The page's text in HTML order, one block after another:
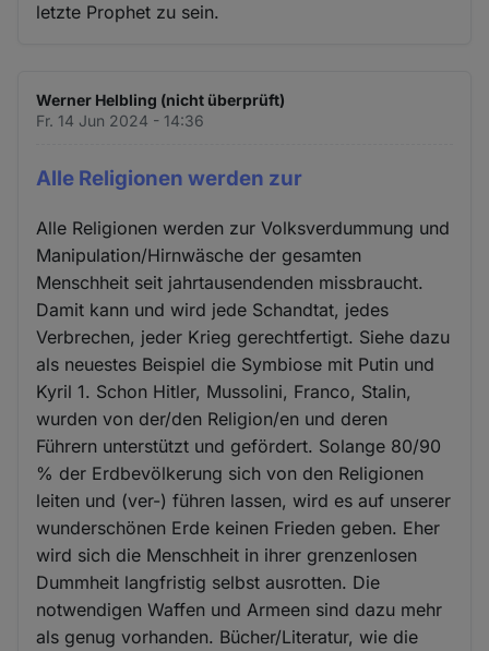
letzte Prophet zu sein.
Werner Helbling (nicht überprüft)
Fr. 14 Jun 2024 - 14:36
Alle Religionen werden zur
Alle Religionen werden zur Volksverdummung und
Manipulation/Hirnwäsche der gesamten
Menschheit seit jahrtausendenden missbraucht.
Damit kann und wird jede Schandtat, jedes
Verbrechen, jeder Krieg gerechtfertigt. Siehe dazu
als neuestes Beispiel die Symbiose mit Putin und
Kyril 1. Schon Hitler, Mussolini, Franco, Stalin,
wurden von der/den Religion/en und deren
Führern unterstützt und gefördert. Solange 80/90
% der Erdbevölkerung sich von den Religionen
leiten und (ver-) führen lassen, wird es auf unserer
wunderschönen Erde keinen Frieden geben. Eher
wird sich die Menschheit in ihrer grenzenlosen
Dummheit langfristig selbst ausrotten. Die
notwendigen Waffen und Armeen sind dazu mehr
als genug vorhanden. Bücher/Literatur, wie die